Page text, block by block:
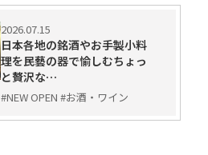
2026.07.15
日本各地の銘酒やお手製小料
理を民藝の器で愉しむちょっ
と贅沢な…
#NEW OPEN #お酒・ワイン